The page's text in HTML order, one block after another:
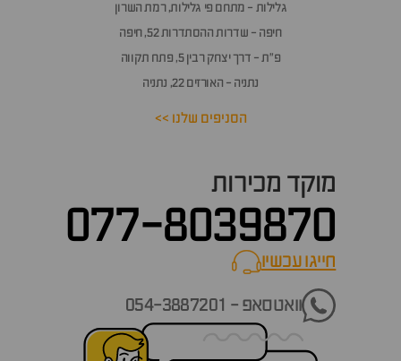
גלילות - מתחם פי גלילות, רמת השרון
חיפה - שדרות ההסתדרות 52, חיפה
פ״ת - דרך יצחק רבין 5, פתח תקווה
נתניה - האורזים 22, נתניה
הסניפים שלנו >>
מוקד מכירות
077-8039870
חייגו עכשיוcall now
וואטסאפ - 054-3887201